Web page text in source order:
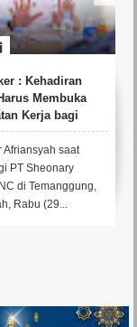
: Kehadiran
Membuka
Kerja bagi
Afriansyah saat
PT Sheonary
di Temanggung,
Rabu (29...